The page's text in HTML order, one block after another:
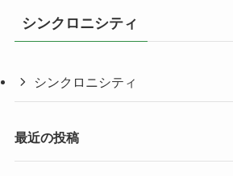
シンクロニシティ
シンクロニシティ
最近の投稿